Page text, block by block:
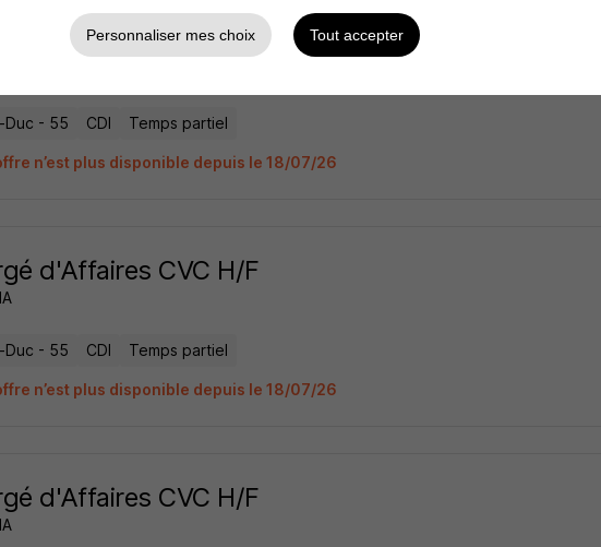
d'Affaires CVC H/F
Duc - 55 CDI Temps partiel
n’est plus disponible depuis le 18/07/26
d'Affaires CVC H/F
Duc - 55 CDI Temps partiel
n’est plus disponible depuis le 18/07/26
d'Affaires CVC H/F
Personnaliser mes choix Tout accepter